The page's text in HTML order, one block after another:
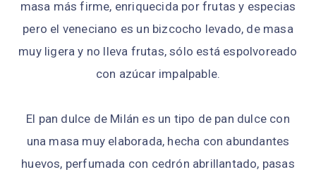
masa más firme, enriquecida por frutas y especias
pero el veneciano es un bizcocho levado, de masa
muy ligera y no lleva frutas, sólo está espolvoreado
con azúcar impalpable.
El pan dulce de Milán es un tipo de pan dulce con
una masa muy elaborada, hecha con abundantes
huevos, perfumada con cedrón abrillantado, pasas